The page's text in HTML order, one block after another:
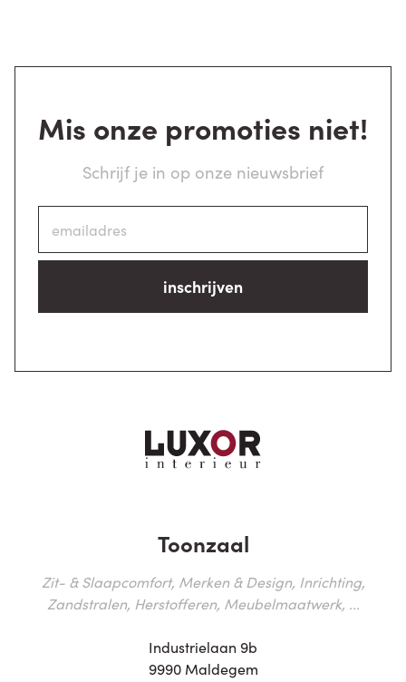
Mis onze promoties niet!
Schrijf je in op onze nieuwsbrief
inschrijven
Toonzaal
Zit- & Slaapcomfort, Merken & Design, Inrichting,
Zandstralen, Herstofferen, Meubelmaatwerk, ...
Industrielaan 9b
9990 Maldegem